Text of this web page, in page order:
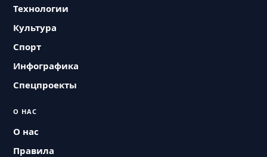
Технологии
Культура
Спорт
Инфографика
Спецпроекты
О НАС
О нас
Правила